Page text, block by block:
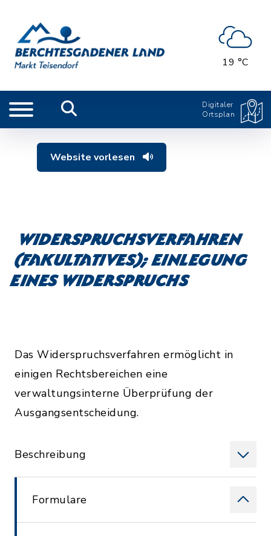
19 °C
Digitaler
Ortsplan
Website vorlesen
Widerspruchsverfahren
(fakultatives); Einlegung
eines Widerspruchs
Das Widerspruchsverfahren ermöglicht in
einigen Rechtsbereichen eine
verwaltungsinterne Überprüfung der
Ausgangsentscheidung.
Beschreibung
Formulare